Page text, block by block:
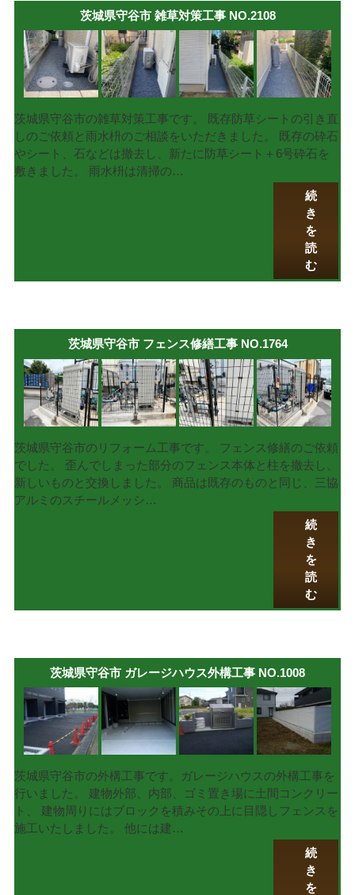
茨城県守谷市 雑草対策工事 NO.2108
茨城県守谷市の雑草対策工事です。 既存防草シートの引き直
しのご依頼と雨水枡のご相談をいただきました。 既存の砕石
やシート、石などは撤去し、新たに防草シート＋6号砕石を
敷きました。 雨水枡は清掃の…
続
き
を
読
む
茨城県守谷市 フェンス修繕工事 NO.1764
茨城県守谷市のリフォーム工事です。 フェンス修繕のご依頼
でした。 歪んでしまった部分のフェンス本体と柱を撤去し、
新しいものと交換しました。 商品は既存のものと同じ、三協
アルミのスチールメッシ…
続
き
を
読
む
茨城県守谷市 ガレージハウス外構工事 NO.1008
茨城県守谷市の外構工事です。ガレージハウスの外構工事を
行いました。 建物外部、内部、ゴミ置き場に土間コンクリー
ト、 建物周りにはブロックを積みその上に目隠しフェンスを
施工いたしました。 他には建…
続
き
を